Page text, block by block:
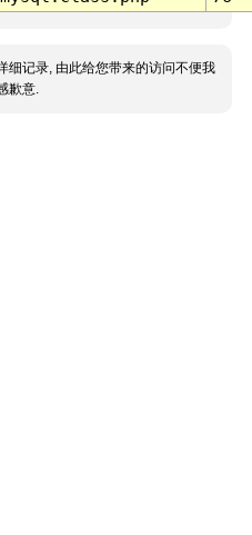
细记录, 由此给您带来的访问不便我
歉意.